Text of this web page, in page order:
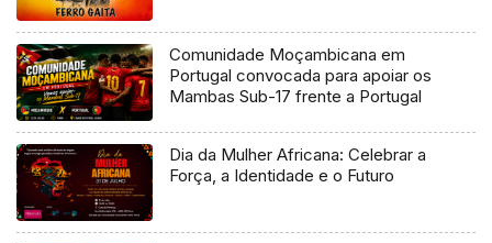
Comunidade Moçambicana em
Portugal convocada para apoiar os
Mambas Sub-17 frente a Portugal
Dia da Mulher Africana: Celebrar a
Força, a Identidade e o Futuro